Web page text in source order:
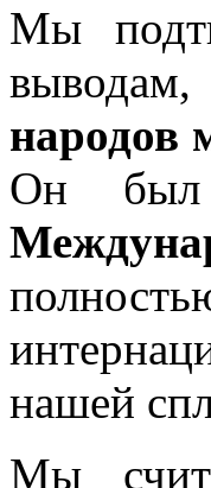
Мы
народов
Он был
нашей
Мы